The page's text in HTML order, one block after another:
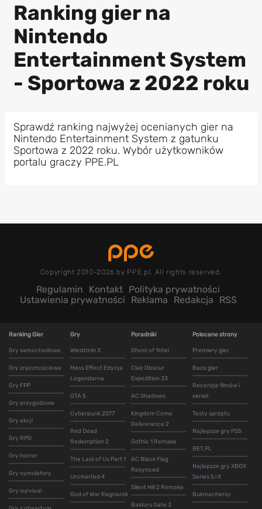
Ranking gier na
Nintendo
Entertainment System
- Sportowa z 2022 roku
Sprawdź ranking najwyżej ocenianych gier na
Nintendo Entertainment System z gatunku
Sportowa z 2022 roku. Wybór użytkowników
portalu graczy PPE.PL
Copyright 2010-2026 by PPE.pl. All rights reserved.
Regulamin Kontakt Polityka prywatności
Ustawienia prywatności
Reklama Redakcja RSS
Ranking Gier
Gry samochodowe
Gry zręcznościowe
Gry FPP
Gry przygodowe
Gry akcji
Gry RPG
Gry horror
Gry symulatory
Gry survival
Gry
Wiedźmin 3
Mass Effect Edycja
Legendarna
GTA 5
Cyberpunk 2077
Red Dead
Redemption 2
The Last of Us Part 1
Uncharted 4
God of War Ragnarok
Poradniki
Ghost of Yotei
Clair Obscur
Expedition 33
AC Shadows
Kingdom Come
Deliverance 2
Gothic 1 Remake
AC Black Flag
Resynced
Silent Hill 2 Remake
Baldurs Gate 3
Polecane strony
Premiery gier
Baza gier
Recenzje filmów i
seriali
Testy sprzętu
Najlepsze gry PS5
BET.PL
Najlepsze gry XBOX
Series S i X
Bukmacherzy